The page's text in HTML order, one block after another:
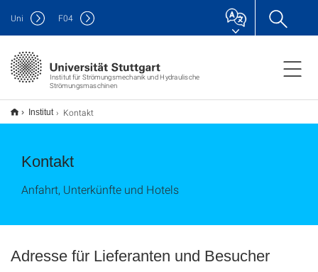
Institut für Strömungsmechanik und Hydraulische
Strömungsmaschinen
Uni F04
Institut Kontakt
Kontakt
Anfahrt, Unterkünfte und Hotels
Adresse für Lieferanten und Besucher